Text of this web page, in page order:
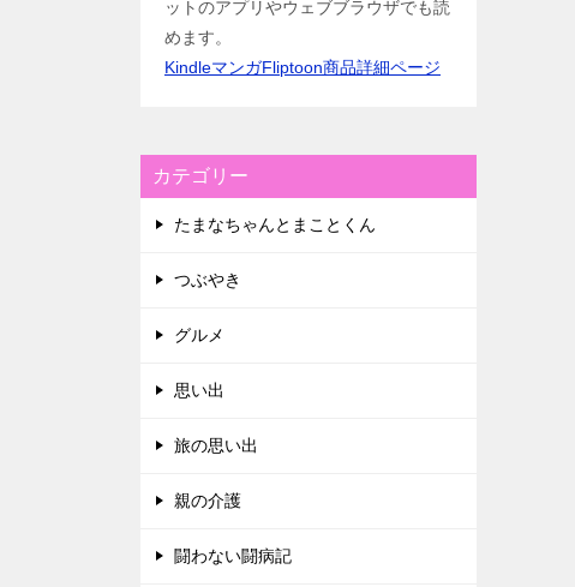
ットのアプリやウェブブラウザでも読
めます。
KindleマンガFliptoon商品詳細ページ
カテゴリー
たまなちゃんとまことくん
つぶやき
グルメ
思い出
旅の思い出
親の介護
闘わない闘病記